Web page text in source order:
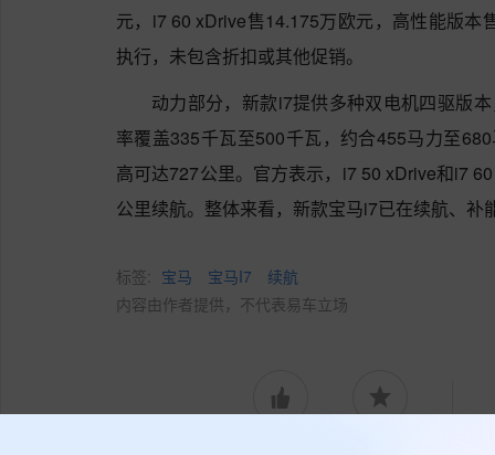
元，i7 60 xDrive售14.175万欧元，高性能版
执行，未包含折扣或其他促销。
动力部分，新款i7提供多种双电机四驱版
率覆盖335千瓦至500千瓦，约合455马力至
高可达727公里。官方表示，i7 50 xDrive和i7
公里续航。整体来看，新款宝马i7已在续航、
标签: 宝马 宝马I7
续航
内容由作者提供，不代表易车立场